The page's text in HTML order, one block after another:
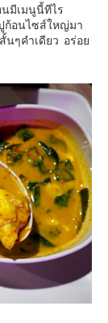
มีเมนูนี้ทีไร
ก้อนไซส์ใหญ่มา
นๆคำเดียว อร่อย